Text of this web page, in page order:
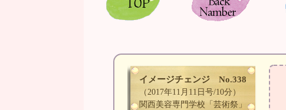
イメージチェンジ No.338
（2017年11月11日号/10分）
関西美容専門学校「芸術祭」